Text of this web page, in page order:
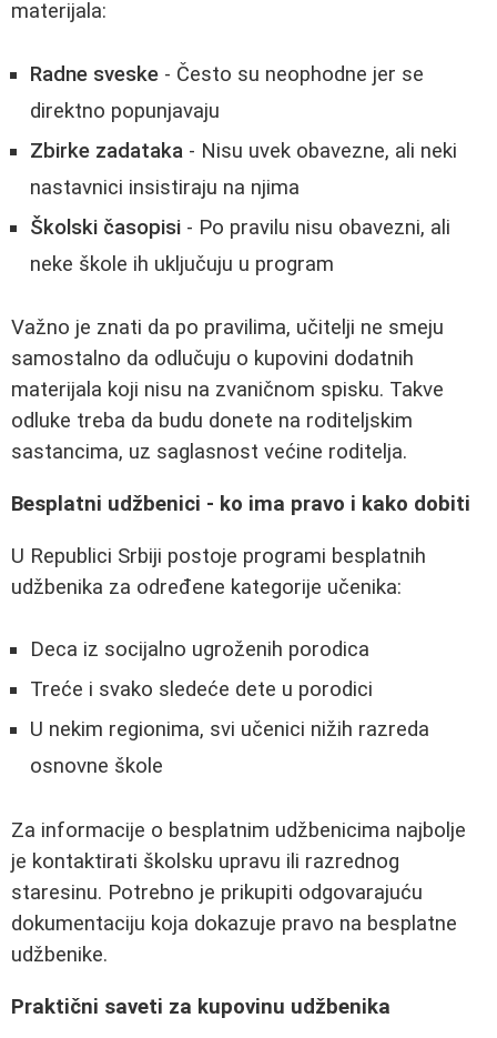
materijala:
Radne sveske - Često su neophodne jer se
direktno popunjavaju
Zbirke zadataka - Nisu uvek obavezne, ali neki
nastavnici insistiraju na njima
Školski časopisi - Po pravilu nisu obavezni, ali
neke škole ih uključuju u program
Važno je znati da po pravilima, učitelji ne smeju
samostalno da odlučuju o kupovini dodatnih
materijala koji nisu na zvaničnom spisku. Takve
odluke treba da budu donete na roditeljskim
sastancima, uz saglasnost većine roditelja.
Besplatni udžbenici - ko ima pravo i kako dobiti
U Republici Srbiji postoje programi besplatnih
udžbenika za određene kategorije učenika:
Deca iz socijalno ugroženih porodica
Treće i svako sledeće dete u porodici
U nekim regionima, svi učenici nižih razreda
osnovne škole
Za informacije o besplatnim udžbenicima najbolje
je kontaktirati školsku upravu ili razrednog
staresinu. Potrebno je prikupiti odgovarajuću
dokumentaciju koja dokazuje pravo na besplatne
udžbenike.
Praktični saveti za kupovinu udžbenika